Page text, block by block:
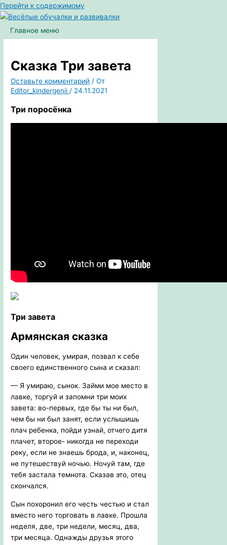
Перейти к содержимому
Главное меню
Сказка Три завета
Оставьте комментарий / От
Editor_kindergenii / 24.11.2021
Три поросёнка
Три завета
Армянская сказка
Один человек, умирая, позвал к себе
своего единственного сына и сказал:
— Я умираю, сынок. Займи мое место в
лавке, торгуй и запомни три моих
завета: во-первых, где бы ты ни был,
чем бы ни был занят, если услышишь
плач ребенка, пойди узнай, отчего дитя
плачет, второе- никогда не переходи
реку, если не знаешь брода, и, наконец,
не путешествуй ночью. Ночуй там, где
тебя застала темнота. Сказав это, отец
скончался.
Сын похоронил его честь честью и стал
вместо него торговать в лавке. Прошла
неделя, две, три недели, месяц, два,
три месяца. Однажды друзья этого